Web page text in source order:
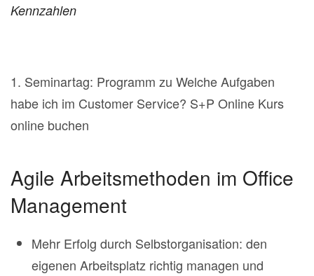
Kennzahlen
1. Seminartag: Programm zu Welche Aufgaben
habe ich im Customer Service? S+P Online Kurs
online buchen
Agile Arbeitsmethoden im Office
Management
Mehr Erfolg durch Selbstorganisation: den
eigenen Arbeitsplatz richtig managen und